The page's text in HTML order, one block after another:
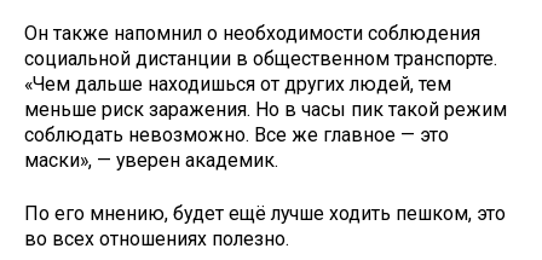
Он также напомнил о необходимости соблюдения
социальной дистанции в общественном транспорте.
«Чем дальше находишься от других людей, тем
меньше риск заражения. Но в часы пик такой режим
соблюдать невозможно. Все же главное — это
маски», — уверен академик.
По его мнению, будет ещё лучше ходить пешком, это
во всех отношениях полезно.